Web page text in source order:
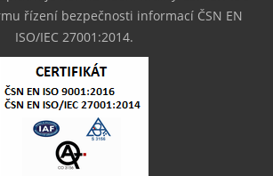
řízení bezpečnosti informací ČSN EN
ISO/IEC 27001:2014.